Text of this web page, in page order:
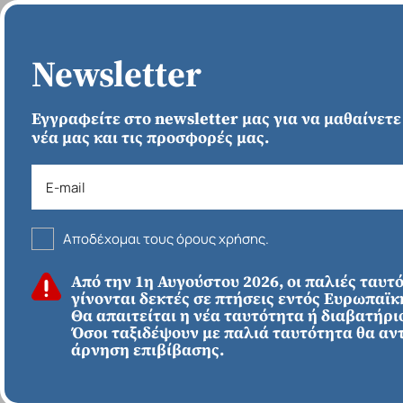
Newsletter
Εγγραφείτε στο newsletter μας για να
νέα μας και τις προσφορές μας.
Αποδέχομαι τους όρους χρήσης.
Από την 1η Αυγούστου 2026, οι παλιές
γίνονται δεκτές σε πτήσεις εντός
Θα απαιτείται η νέα ταυτότητα ή
Όσοι ταξιδέψουν με παλιά ταυτότητα θα
άρνηση επιβίβασης.
Απευθείας απο
Ηράκλειο
Εκτός Ευρώπης
ΕΥΡΩΠΗ
Μεξικό Γουατεμάλα
Μπελίζ 2027